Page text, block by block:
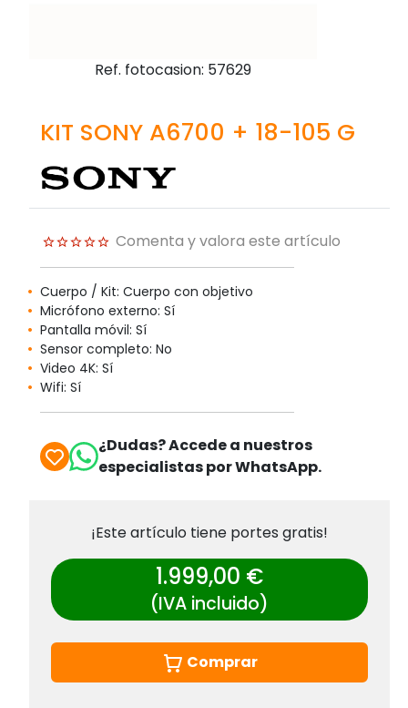
Ref. fotocasion: 57629
KIT SONY A6700 + 18-105 G
Comenta y valora este artículo
Cuerpo / Kit: Cuerpo con objetivo
Micrófono externo: Sí
Pantalla móvil: Sí
Sensor completo: No
Video 4K: Sí
Wifi: Sí
¿Dudas? Accede a nuestros
especialistas por WhatsApp.
¡Este artículo tiene portes gratis!
1.999,00 €
(IVA incluido)
Comprar